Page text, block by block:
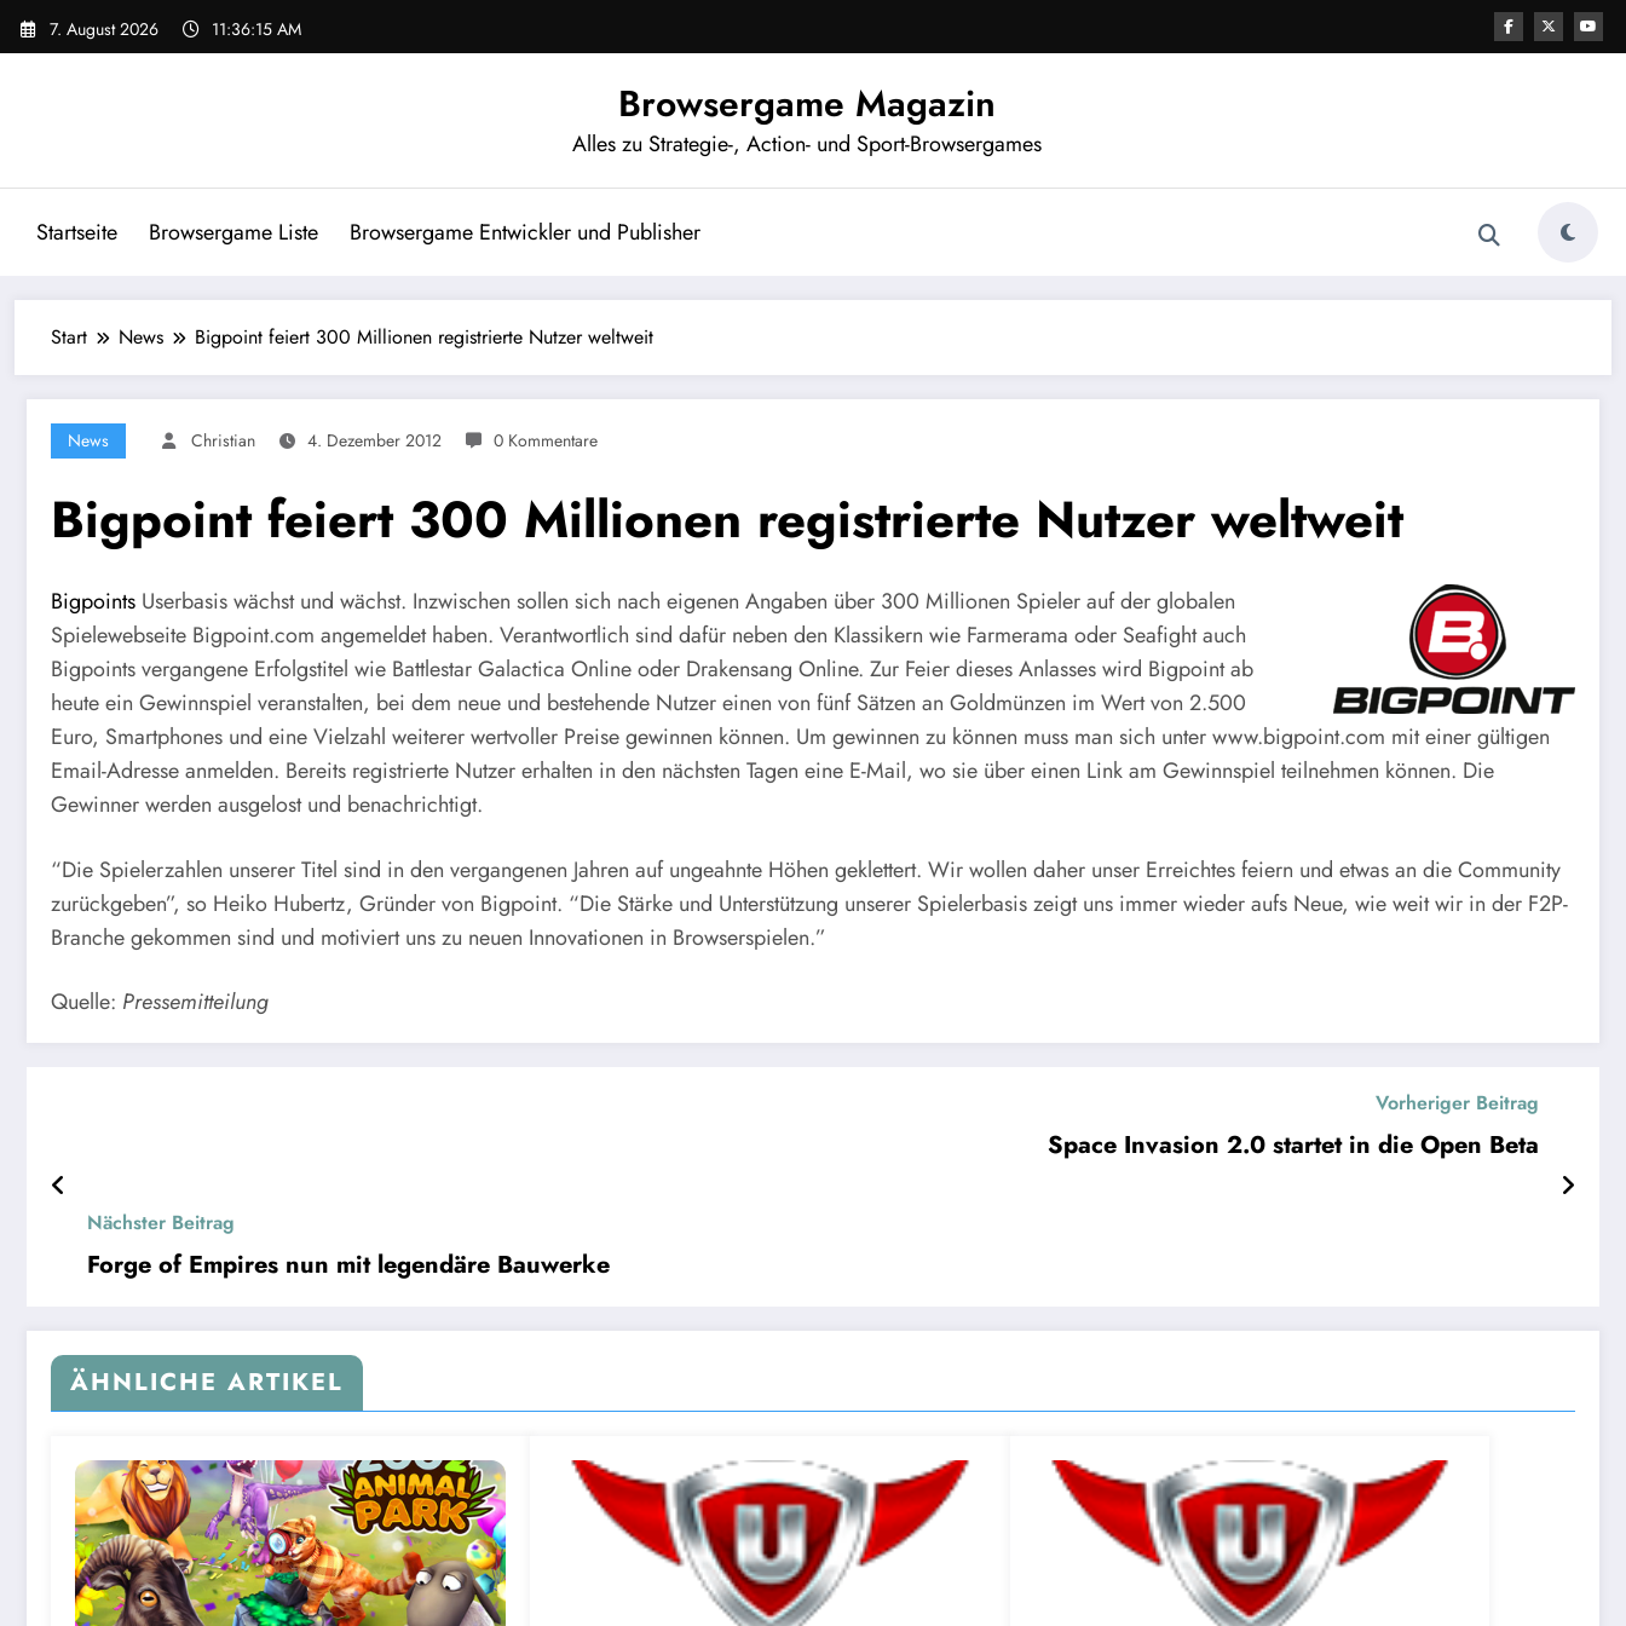
Zum
Inhalt
7. August 2026 11:36:16 AM
Browsergame Magazin
Alles zu Strategie-, Action- und Sport-Browsergames
Startseite Browsergame Liste Browsergame Entwickler und Publisher
Start News Bigpoint feiert 300 Millionen registrierte Nutzer weltweit
News Christian 4. Dezember 2012 0 Kommentare
Bigpoint feiert 300 Millionen registrierte Nutzer weltweit
Bigpoints Userbasis wächst und wächst. Inzwischen sollen sich nach eigenen Angaben über 300 Millionen Spieler auf der globalen
Spielewebseite Bigpoint.com angemeldet haben. Verantwortlich sind dafür neben den Klassikern wie Farmerama oder Seafight auch
Bigpoints vergangene Erfolgstitel wie Battlestar Galactica Online oder Drakensang Online. Zur Feier dieses Anlasses wird Bigpoint ab
heute ein Gewinnspiel veranstalten, bei dem neue und bestehende Nutzer einen von fünf Sätzen an Goldmünzen im Wert von 2.500
Euro, Smartphones und eine Vielzahl weiterer wertvoller Preise gewinnen können. Um gewinnen zu können muss man sich unter www.bigpoint.com mit einer gültigen
Email-Adresse anmelden. Bereits registrierte Nutzer erhalten in den nächsten Tagen eine E-Mail, wo sie über einen Link am Gewinnspiel teilnehmen können. Die
Gewinner werden ausgelost und benachrichtigt.
“Die Spielerzahlen unserer Titel sind in den vergangenen Jahren auf ungeahnte Höhen geklettert. Wir wollen daher unser Erreichtes feiern und etwas an die Community
zurückgeben”, so Heiko Hubertz, Gründer von Bigpoint. “Die Stärke und Unterstützung unserer Spielerbasis zeigt uns immer wieder aufs Neue, wie weit wir in der F2P-
Branche gekommen sind und motiviert uns zu neuen Innovationen in Browserspielen.”
Quelle: Pressemitteilung
Vorheriger Beitrag
Space Invasion 2.0 startet in die Open Beta
Nächster Beitrag
Forge of Empires nun mit legendäre Bauwerke
ÄHNLICHE ARTIKEL